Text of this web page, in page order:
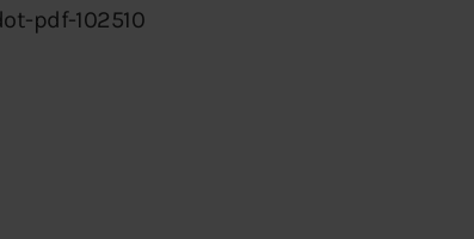
pdf-102510